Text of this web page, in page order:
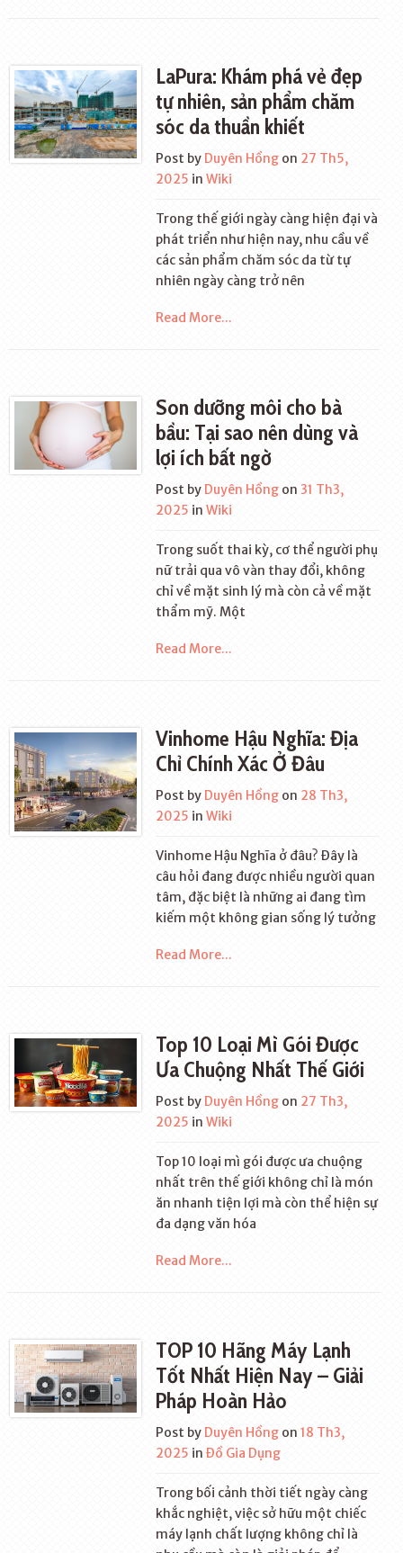
LaPura: Khám phá vẻ đẹp
tự nhiên, sản phẩm chăm
sóc da thuần khiết
Post by Duyên Hồng on 27 Th5,
2025 inWiki
Trong thế giới ngày càng hiện đại và
phát triển như hiện nay, nhu cầu về
các sản phẩm chăm sóc da từ tự
nhiên ngày càng trở nên
Read More...
Son dưỡng môi cho bà
bầu: Tại sao nên dùng và
lợi ích bất ngờ
Post by Duyên Hồng on 31 Th3,
2025 inWiki
Trong suốt thai kỳ, cơ thể người phụ
nữ trải qua vô vàn thay đổi, không
chỉ về mặt sinh lý mà còn cả về mặt
thẩm mỹ. Một
Read More...
Vinhome Hậu Nghĩa: Địa
Chỉ Chính Xác Ở Đâu
Post by Duyên Hồng on 28 Th3,
2025 inWiki
Vinhome Hậu Nghĩa ở đâu? Đây là
câu hỏi đang được nhiều người quan
tâm, đặc biệt là những ai đang tìm
kiếm một không gian sống lý tưởng
Read More...
Top 10 Loại Mì Gói Được
Ưa Chuộng Nhất Thế Giới
Post by Duyên Hồng on 27 Th3,
2025 inWiki
Top 10 loại mì gói được ưa chuộng
nhất trên thế giới không chỉ là món
ăn nhanh tiện lợi mà còn thể hiện sự
đa dạng văn hóa
Read More...
TOP 10 Hãng Máy Lạnh
Tốt Nhất Hiện Nay – Giải
Pháp Hoàn Hảo
Post by Duyên Hồng on18 Th3,
2025 inĐồ Gia Dụng
Trong bối cảnh thời tiết ngày càng
khắc nghiệt, việc sở hữu một chiếc
máy lạnh chất lượng không chỉ là